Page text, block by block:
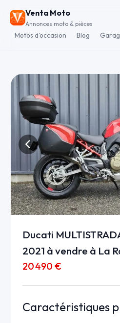
Venta Moto
Annonces moto & pièces
Motos d'occasion Blog
Ducati
2021 à vendre à La
20 490 €
Caractéristiques